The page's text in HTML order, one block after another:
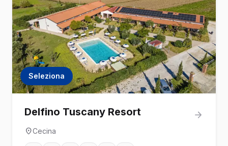
Seleziona
Delfino Tuscany Resort
Cecina